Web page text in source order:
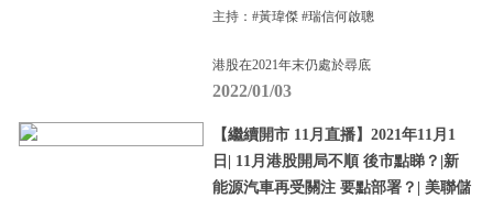
主持：#黃瑋傑 #瑞信何啟聰
港股在2021年末仍處於尋底
2022/01/03
【繼續開市 11月直播】2021年11月1
日| 11月港股開局不順 後市點睇？|新
能源汽車再受關注 要點部署？| 美聯儲